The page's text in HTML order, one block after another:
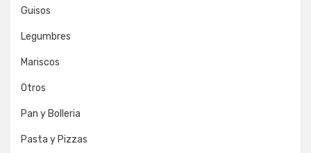
Guisos
Legumbres
Mariscos
Otros
Pan y Bolleria
Pasta y Pizzas